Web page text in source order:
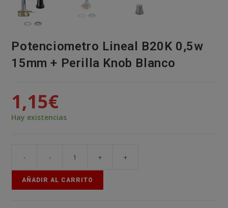
Potenciometro Lineal B20K 0,5w
15mm + Perilla Knob Blanco
1,15€
Hay existencias
- - + +
AÑADIR AL CARRITO